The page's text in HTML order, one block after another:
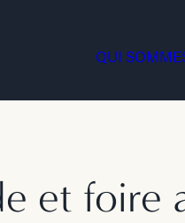
QUI
et foire